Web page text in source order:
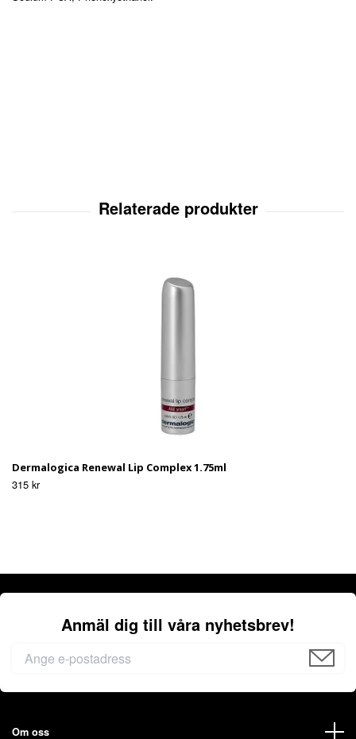
Dermalogica Renewal Lip Complex 1.75ml
315 kr
Anmäl dig till våra nyhetsbrev!
Om oss